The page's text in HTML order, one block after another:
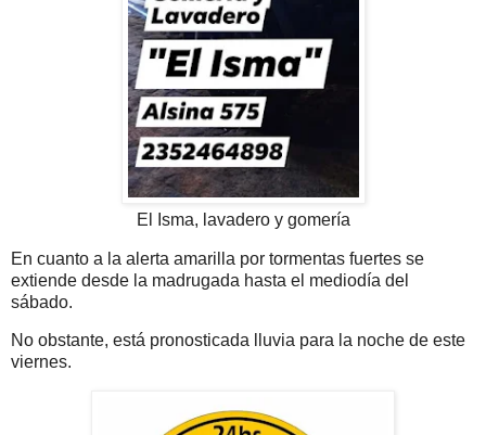
El Isma, lavadero y gomería
En cuanto a la alerta amarilla por tormentas fuertes se
extiende desde la madrugada hasta el mediodía del
sábado.
No obstante, está pronosticada lluvia para la noche de este
viernes.